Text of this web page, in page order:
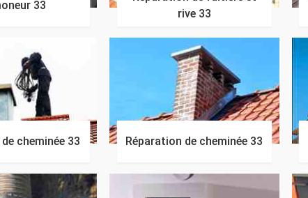
33
rive 33
cheminée 33 Réparation de cheminée 33